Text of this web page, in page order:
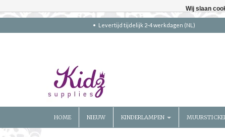
Levertijd tijdelijk 2-4 werkdagen (NL)
HOME NIEUW KINDERLAMPEN
Wij slaan